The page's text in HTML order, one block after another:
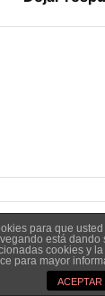
para que
está dando
cookies y
para mayor
ACEPTAR